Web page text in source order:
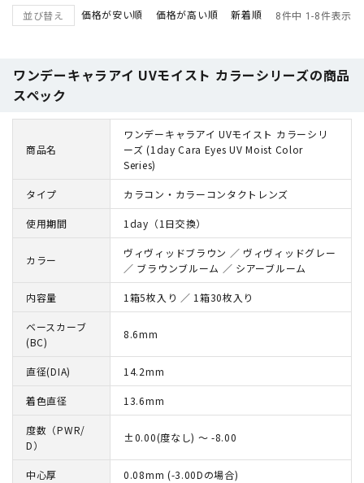
並び替え 価格が安い順 価格が高い順 新着順 8件中 1-8件表示
ワンデーキャラアイ UVモイスト カラーシリーズの商品
スペック
商品名
ワンデーキャラアイ UVモイスト カラーシリ
ーズ (1day Cara Eyes UV Moist Color
Series)
タイプ カラコン・カラーコンタクトレンズ
使用期間 1day（1日交換）
カラー
ヴィヴィッドブラウン ／ ヴィヴィッドグレー
／ ブラウンブルーム ／ シアーブルーム
内容量 1箱5枚入り ／ 1箱30枚入り
ベースカーブ
(BC)
8.6mm
直径(DIA) 14.2mm
着色直径 13.6mm
度数（PWR/
D）
±0.00(度なし) ～ -8.00
中心厚 0.08mm (-3.00Dの場合)